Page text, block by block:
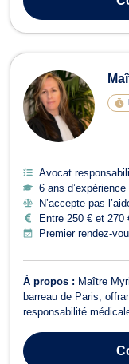
les fonct...
Avocat
6 ans d’expérience
N’accepte pas
Entre 250 € et 270
Premier rendez-
À propos : Maître
barreau de Paris,
responsabilité
Combative et
droits de ses clients